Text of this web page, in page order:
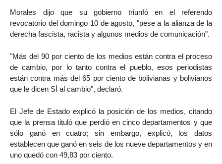
Morales dijo que su gobierno triunfó en el referendo
revocatorio del domingo 10 de agosto, "pese a la alianza de la
derecha fascista, racista y algunos medios de comunicación".
"Más del 90 por ciento de los medios están contra el proceso
de cambio, por lo tanto contra el pueblo, esos periodistas
están contra más del 65 por ciento de bolivianas y bolivianos
que le dicen SÍ al cambio", declaró.
El Jefe de Estado explicó la posición de los medios, citando
que la prensa tituló que perdió en cinco departamentos y que
sólo ganó en cuatro; sin embargo, explicó, los datos
establecen que ganó en seis de los nueve departamentos y en
uno quedó con 49,83 por ciento.